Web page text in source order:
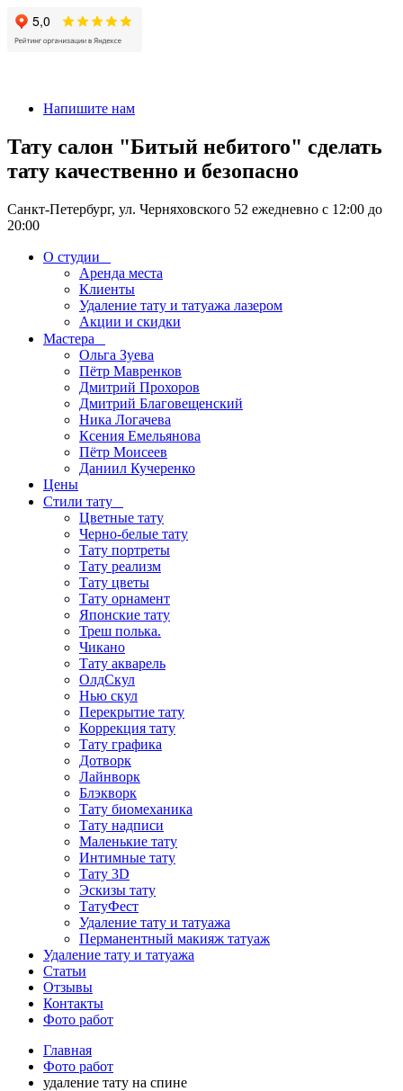
Напишите нам
Тату салон "Битый небитого" сделать
тату качественно и безопасно
Санкт-Петербург, ул. Черняховского 52 ежедневно с 12:00 до
20:00
О студии
Аренда места
Клиенты
Удаление тату и татуажа лазером
Акции и скидки
Мастера
Ольга Зуева
Пётр Мавренков
Дмитрий Прохоров
Дмитрий Благовещенский
Ника Логачева
Ксения Емельянова
Пётр Моисеев
Даниил Кучеренко
Цены
Стили тату
Цветные тату
Черно-белые тату
Тату портреты
Тату реализм
Тату цветы
Тату орнамент
Японские тату
Треш полька.
Чикано
Тату акварель
ОлдСкул
Нью скул
Перекрытие тату
Коррекция тату
Тату графика
Дотворк
Лайнворк
Блэкворк
Тату биомеханика
Тату надписи
Маленькие тату
Интимные тату
Тату 3D
Эскизы тату
ТатуФест
Удаление тату и татуажа
Перманентный макияж татуаж
Удаление тату и татуажа
Статьи
Отзывы
Контакты
Фото работ
Главная
Фото работ
удаление тату на спине